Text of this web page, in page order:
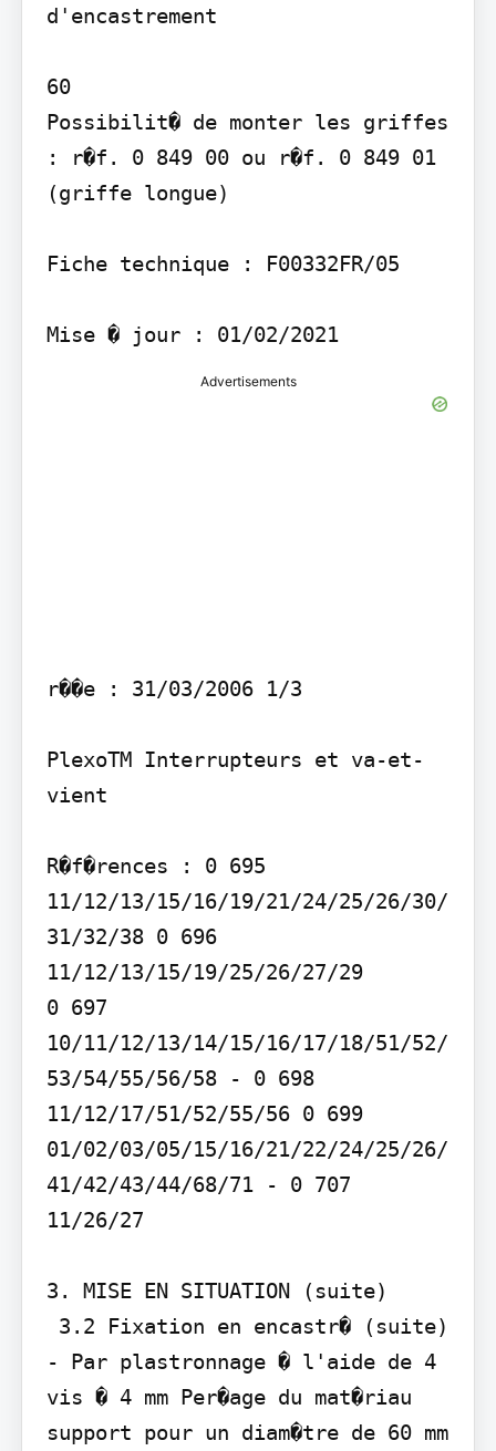
d'encastrement
60
Possibilit� de monter les griffes
: r�f. 0 849 00 ou r�f. 0 849 01
(griffe longue)
Fiche technique : F00332FR/05
Mise � jour : 01/02/2021
Advertisements
r��e : 31/03/2006 1/3
PlexoTM Interrupteurs et va-et-
vient
R�f�rences : 0 695
11/12/13/15/16/19/21/24/25/26/30/
31/32/38 0 696
11/12/13/15/19/25/26/27/29
0 697
10/11/12/13/14/15/16/17/18/51/52/
53/54/55/56/58 - 0 698
11/12/17/51/52/55/56 0 699
01/02/03/05/15/16/21/22/24/25/26/
41/42/43/44/68/71 - 0 707
11/26/27
3. MISE EN SITUATION (suite)
- Par plastronnage � l'aide de 4
vis � 4 mm Per�age du mat�riau
support pour un diam�tre de 60 mm